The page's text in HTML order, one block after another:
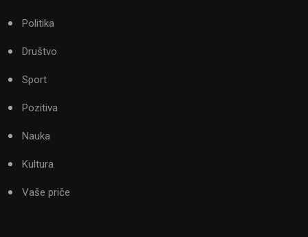
Politika
Društvo
Sport
Pozitiva
Nauka
Kultura
Vaše priče